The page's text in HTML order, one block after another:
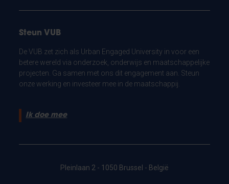
Steun VUB
De VUB zet zich als Urban Engaged University in voor een
betere wereld via onderzoek, onderwijs en maatschappelijke
projecten. Ga samen met ons dit engagement aan. Steun
onze werking en investeer mee in de maatschappij.
Ik doe mee
Pleinlaan 2 - 1050 Brussel - België